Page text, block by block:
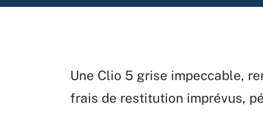
Une Clio 5 grise impeccable,
frais de restitution imprévus,